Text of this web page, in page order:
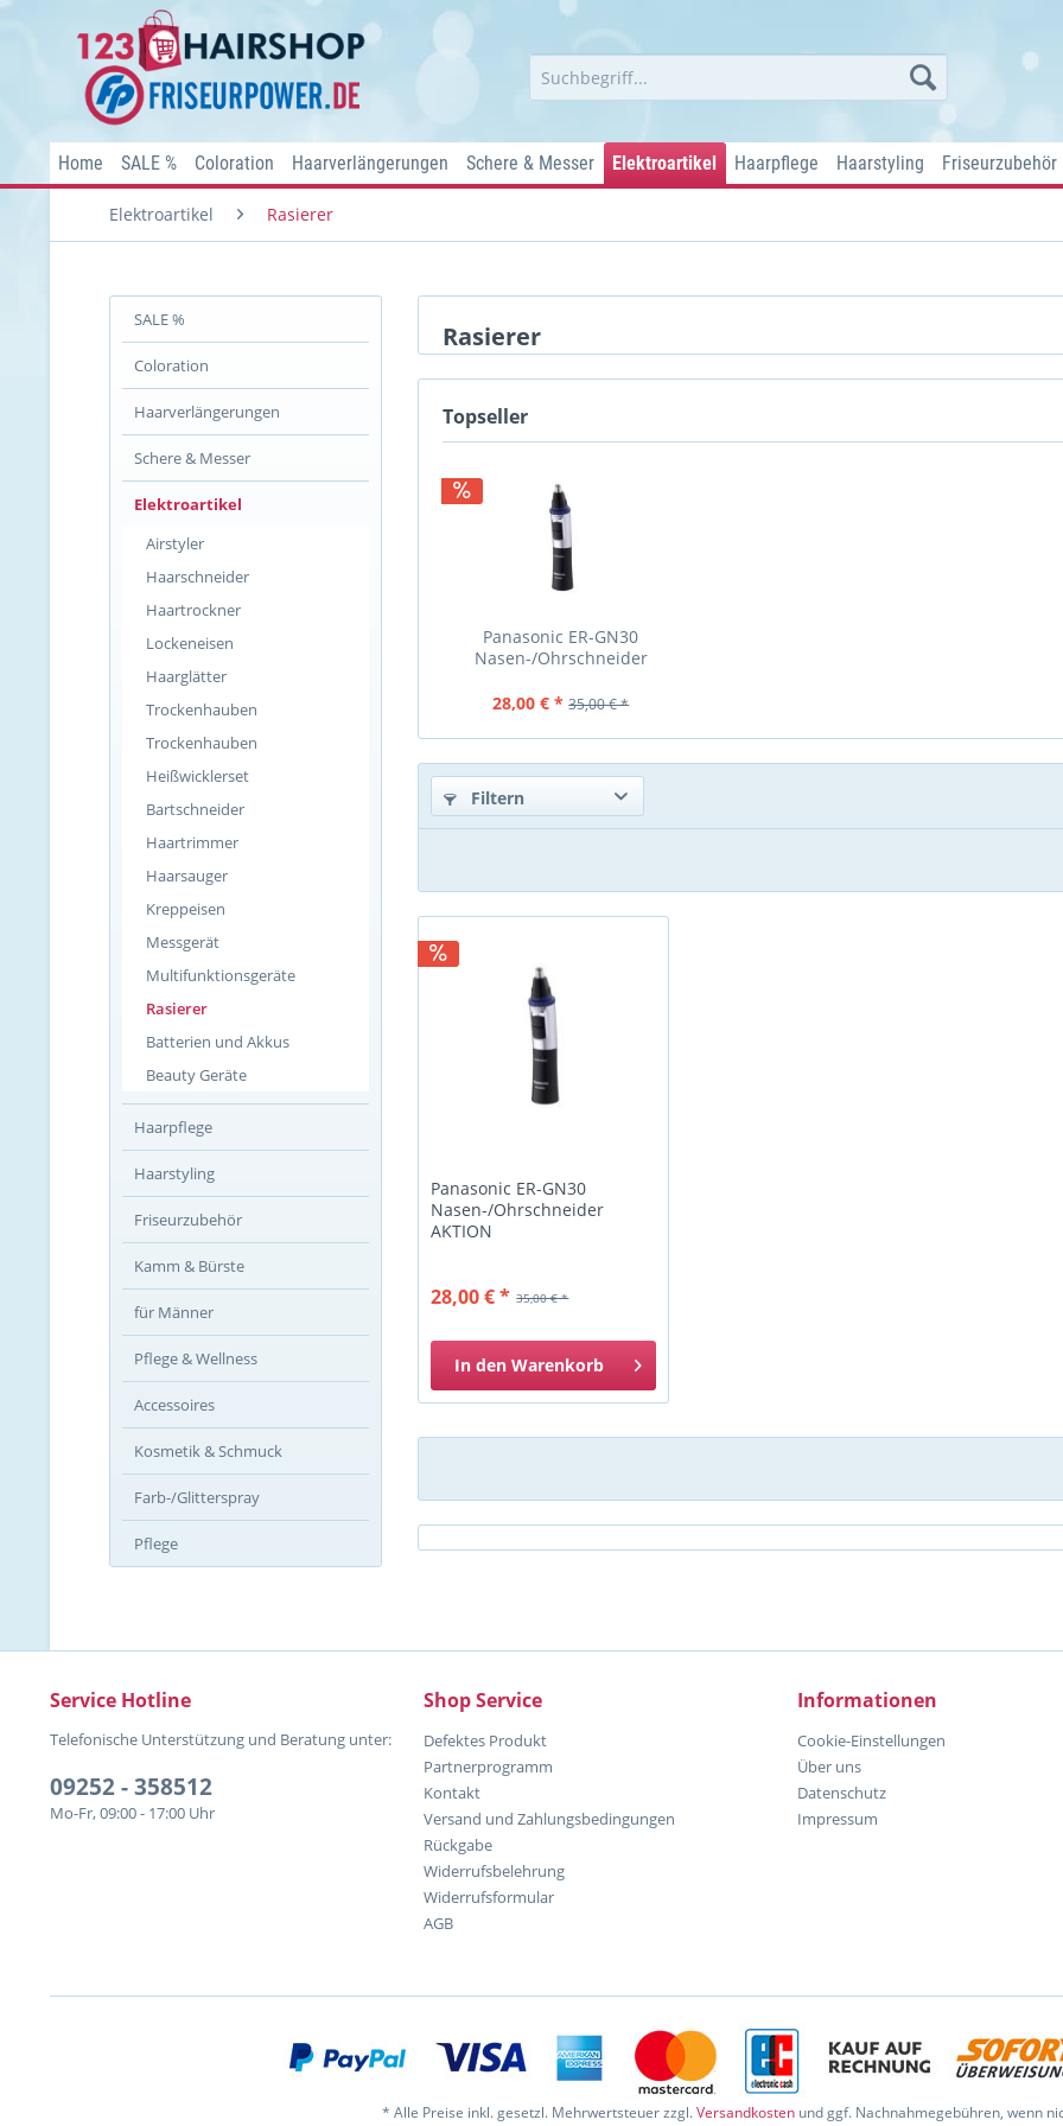
Home SALE % Coloration Haarverlängerungen Schere & Messer Elektroartikel Haarpflege Haarstyling Friseurzubehör
Elektroartikel Rasierer
SALE %
Coloration
Haarverlängerungen
Schere & Messer
Elektroartikel
Airstyler
Haarschneider
Haartrockner
Lockeneisen
Haarglätter
Trockenhauben
Trockenhauben
Heißwicklerset
Bartschneider
Haartrimmer
Haarsauger
Kreppeisen
Messgerät
Multifunktionsgeräte
Rasierer
Batterien und Akkus
Beauty Geräte
Haarpflege
Haarstyling
Friseurzubehör
Kamm & Bürste
für Männer
Pflege & Wellness
Accessoires
Kosmetik & Schmuck
Farb-/Glitterspray
Pflege
Rasierer
Topseller
Panasonic ER-GN30
Nasen-/Ohrschneider
28,00 € * 35,00 € *
Filtern
Panasonic ER-GN30
Nasen-/Ohrschneider
AKTION
35,00 € *
28,00 € *
In den Warenkorb
Service Hotline
Telefonische Unterstützung und Beratung unter:
09252 - 358512
Mo-Fr, 09:00 - 17:00 Uhr
Shop Service
Defektes Produkt
Partnerprogramm
Kontakt
Versand und Zahlungsbedingungen
Rückgabe
Widerrufsbelehrung
Widerrufsformular
AGB
Informationen
Cookie-Einstellungen
Über uns
Datenschutz
Impressum
* Alle Preise inkl. gesetzl. Mehrwertsteuer zzgl.Versandkostenund ggf. Nachnahmegebühren, wenn